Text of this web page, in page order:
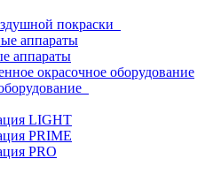
покраски
аппараты
аппараты
окрасочное оборудование
LIGHT
PRIME
PRO